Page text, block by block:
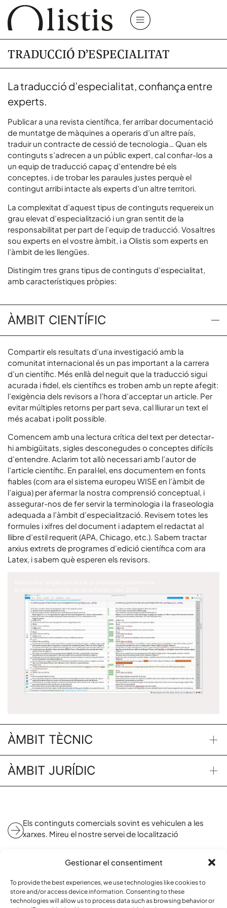
Gestionar el consentiment
To provide the best experiences, we use technologies like cookies to
store and/or access device information. Consenting to these
technologies will allow us to process data such as browsing behavior or
TRADUCCIÓ D’ESPECIALITAT
La traducció d’especialitat, confiança entre
experts.
Publicar a una revista científica, fer arribar documentació
de muntatge de màquines a operaris d’un altre país,
traduir un contracte de cessió de tecnologia… Quan els
continguts s’adrecen a un públic expert, cal confiar-los a
un equip de traducció capaç d’entendre bé els
conceptes, i de trobar les paraules justes perquè el
contingut arribi intacte als experts d’un altre territori.
La complexitat d’aquest tipus de continguts requereix un
grau elevat d’especialització i un gran sentit de la
responsabilitat per part de l’equip de traducció. Vosaltres
sou experts en el vostre àmbit, i a Olistis som experts en
l’àmbit de les llengües.
Distingim tres grans tipus de continguts d’especialitat,
amb característiques pròpies:
ÀMBIT CIENTÍFIC
Compartir els resultats d’una investigació amb la
comunitat internacional és un pas important a la carrera
d’un científic. Més enllà del neguit que la traducció sigui
acurada i fidel, els científics es troben amb un repte afegit:
l’exigència dels revisors a l’hora d’acceptar un article. Per
evitar múltiples retorns per part seva, cal lliurar un text el
més acabat i polit possible.
Comencem amb una lectura crítica del text per detectar-
hi ambigüitats, sigles desconegudes o conceptes difícils
d’entendre. Aclarim tot allò necessari amb l’autor de
l’article científic. En paral·lel, ens documentem en fonts
fiables (com ara el sistema europeu WISE en l’àmbit de
l’aigua) per afermar la nostra comprensió conceptual, i
assegurar-nos de fer servir la terminologia i la fraseologia
adequada a l’àmbit d’especialització. Revisem totes les
formules i xifres del document i adaptem el redactat al
llibre d’estil requerit (APA, Chicago, etc.). Sabem tractar
arxius extrets de programes d’edició científica com ara
Latex, i sabem què esperen els revisors.
ÀMBIT TÈCNIC
ÀMBIT JURÍDIC
Els continguts comercials sovint es vehiculen a les
xarxes. Mireu el nostre servei de localització
Heu entrevistat un autor i voleu difondre el vídeo a
Organitzeu una xerrada entre ponents de diferents
països? Mireu el nostre servei d’interpretació